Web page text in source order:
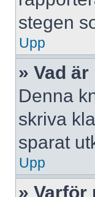
stegen
Upp
» Vad
Denna
skriva
sparat
Upp
» Varför